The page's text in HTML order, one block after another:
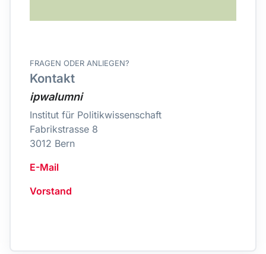
FRAGEN ODER ANLIEGEN?
Kontakt
ipwalumni
Institut für Politikwissenschaft
Fabrikstrasse 8
3012 Bern
E-Mail
Vorstand